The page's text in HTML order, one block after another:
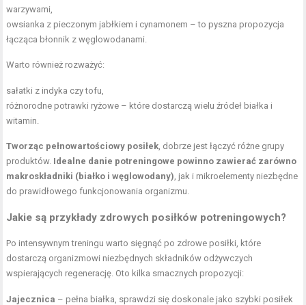
warzywami,
owsianka z pieczonym jabłkiem i cynamonem – to pyszna propozycja
łącząca błonnik z węglowodanami.
Warto również rozważyć:
sałatki z indyka czy tofu,
różnorodne potrawki ryżowe – które dostarczą wielu źródeł białka i
witamin.
Tworząc pełnowartościowy posiłek, dobrze jest łączyć różne grupy
produktów. Idealne danie potreningowe powinno zawierać zarówno
makroskładniki (białko i węglowodany), jak i mikroelementy niezbędne
do prawidłowego funkcjonowania organizmu.
Jakie są przykłady zdrowych posiłków potreningowych?
Po intensywnym treningu warto sięgnąć po zdrowe posiłki, które
dostarczą organizmowi niezbędnych składników odżywczych
wspierających regenerację. Oto kilka smacznych propozycji:
Jajecznica – pełna białka, sprawdzi się doskonale jako szybki posiłek